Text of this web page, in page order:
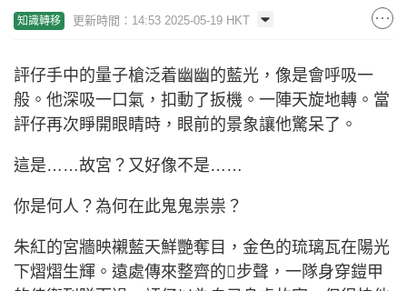
知識轉移 更新時間：14:53 2025-05-19 HKT
評仔手中的量子槍泛着幽幽的藍光，像是會呼吸一
般。他深吸一口氣，扣動了扳機。一陣天旋地轉。當
評仔再次睜開眼睛時，眼前的景象讓他驚呆了。
這是……故宮？又好像不是……
你是何人？為何在此鬼鬼祟祟？
朱紅的宮牆映襯藍天鮮艷奪目，金色的琉璃瓦在陽光
下熠熠生輝。遠處傳來整齊的步聲，一隊身穿鎧甲